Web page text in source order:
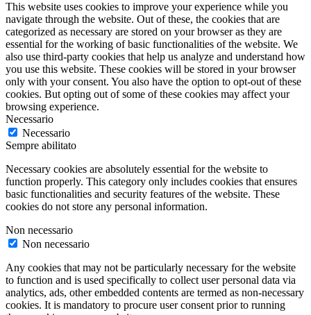
This website uses cookies to improve your experience while you
navigate through the website. Out of these, the cookies that are
categorized as necessary are stored on your browser as they are
essential for the working of basic functionalities of the website. We
also use third-party cookies that help us analyze and understand how
you use this website. These cookies will be stored in your browser
only with your consent. You also have the option to opt-out of these
cookies. But opting out of some of these cookies may affect your
browsing experience.
Necessario
Necessario
Sempre abilitato
Necessary cookies are absolutely essential for the website to
function properly. This category only includes cookies that ensures
basic functionalities and security features of the website. These
cookies do not store any personal information.
Non necessario
Non necessario
Any cookies that may not be particularly necessary for the website
to function and is used specifically to collect user personal data via
analytics, ads, other embedded contents are termed as non-necessary
cookies. It is mandatory to procure user consent prior to running